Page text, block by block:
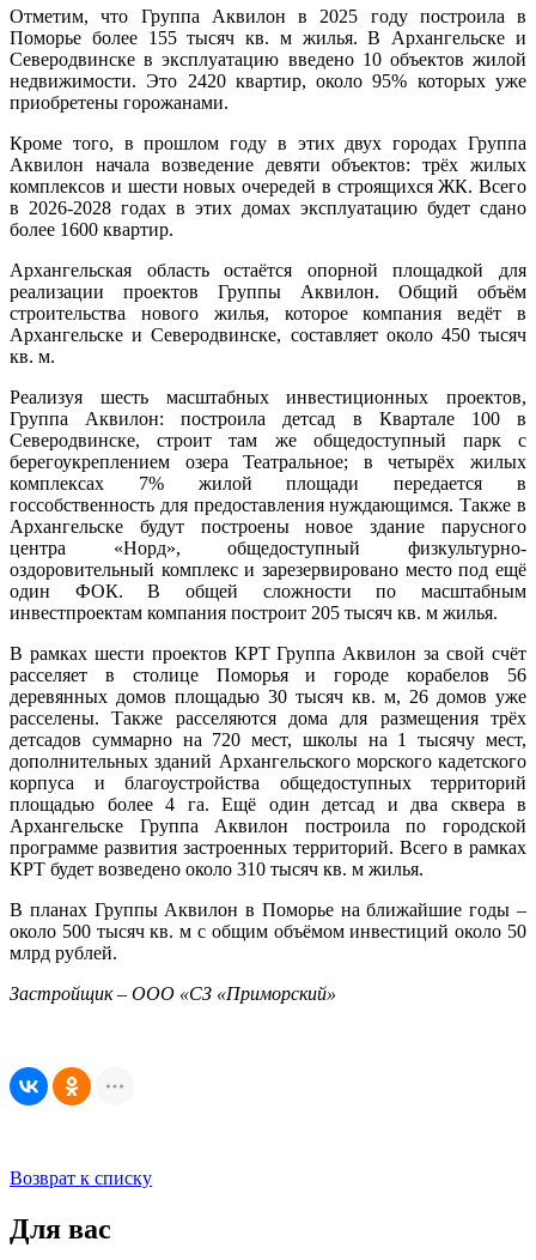
Отметим, что Группа Аквилон в 2025 году построила в
Поморье более 155 тысяч кв. м жилья. В Архангельске и
Северодвинске в эксплуатацию введено 10 объектов жилой
недвижимости. Это 2420 квартир, около 95% которых уже
приобретены горожанами.
Кроме того, в прошлом году в этих двух городах Группа
Аквилон начала возведение девяти объектов: трёх жилых
комплексов и шести новых очередей в строящихся ЖК. Всего
в 2026-2028 годах в этих домах эксплуатацию будет сдано
более 1600 квартир.
Архангельская область остаётся опорной площадкой для
реализации проектов Группы Аквилон. Общий объём
строительства нового жилья, которое компания ведёт в
Архангельске и Северодвинске, составляет около 450 тысяч
кв. м.
Реализуя шесть масштабных инвестиционных проектов,
Группа Аквилон: построила детсад в Квартале 100 в
Северодвинске, строит там же общедоступный парк с
берегоукреплением озера Театральное; в четырёх жилых
комплексах 7% жилой площади передается в
госсобственность для предоставления нуждающимся. Также в
Архангельске будут построены новое здание парусного
центра «Норд», общедоступный физкультурно-
оздоровительный комплекс и зарезервировано место под ещё
один ФОК. В общей сложности по масштабным
инвестпроектам компания построит 205 тысяч кв. м жилья.
В рамках шести проектов КРТ Группа Аквилон за свой счёт
расселяет в столице Поморья и городе корабелов 56
деревянных домов площадью 30 тысяч кв. м, 26 домов уже
расселены. Также расселяются дома для размещения трёх
детсадов суммарно на 720 мест, школы на 1 тысячу мест,
дополнительных зданий Архангельского морского кадетского
корпуса и благоустройства общедоступных территорий
площадью более 4 га. Ещё один детсад и два сквера в
Архангельске Группа Аквилон построила по городской
программе развития застроенных территорий. Всего в рамках
КРТ будет возведено около 310 тысяч кв. м жилья.
В планах Группы Аквилон в Поморье на ближайшие годы –
около 500 тысяч кв. м с общим объёмом инвестиций около 50
млрд рублей.
Застройщик – ООО «СЗ «Приморский»
Возврат к списку
Для вас